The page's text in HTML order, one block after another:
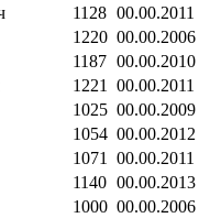
1128 00.00.2011
1220 00.00.2006
1187 00.00.2010
1221
00.00.2011
1025 00.00.2009
1054 00.00.2012
1071
00.00.2011
1140 00.00.2013
1000 00.00.2006